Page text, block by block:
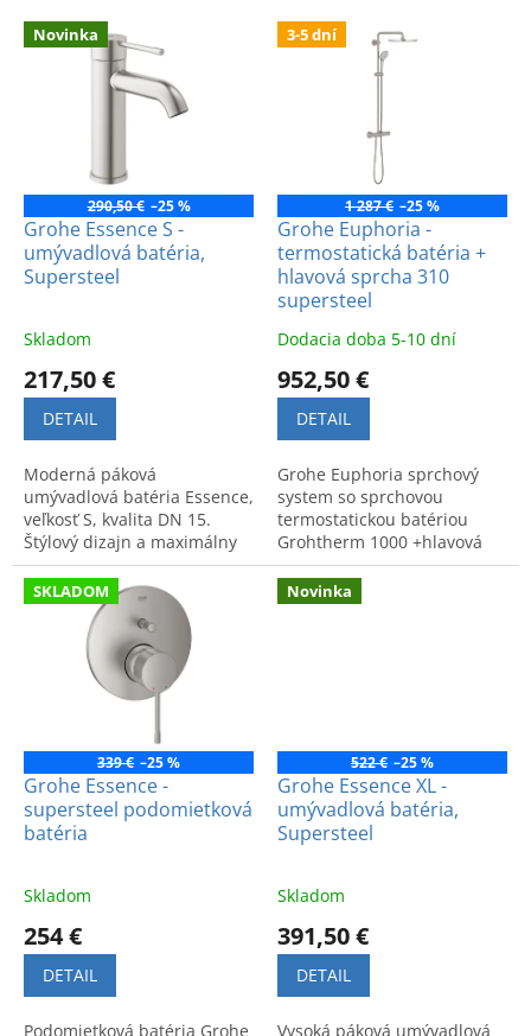
o
V
o
o
Novinka
290,50 € –25 %
Grohe Essence S -
umývadlová batéria,
Supersteel
Skladom
217,50 €
DETAIL
Moderná páková
umývadlová batéria Essence,
veľkosť S, kvalita DN 15.
Štýlový dizajn a maximálny
komfort pre vašu kúpeľňu.
Ideálna pre elegantný
interiér.
3-5 dní
1 287 € –25 %
Grohe Euphoria -
termostatická batéria +
hlavová sprcha 310
supersteel
Dodacia doba 5-10 dní
952,50 €
DETAIL
Grohe Euphoria sprchový
system so sprchovou
termostatickou batériou
Grohtherm 1000 +hlavová
sprcha 310 vo farbe
kartačovaný supersteel.
SKLADOM
339 € –25 %
Grohe Essence -
supersteel podomietková
batéria
Skladom
254 €
DETAIL
Podomietková batéria Grohe
Novinka
522 € –25 %
Grohe Essence XL -
umývadlová batéria,
Supersteel
Skladom
391,50 €
DETAIL
Vysoká páková umývadlová